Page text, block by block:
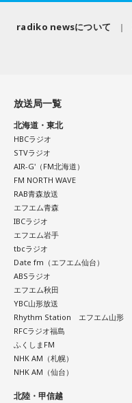
radiko newsについて
放送局一覧
北海道・東北
HBCラジオ
STVラジオ
AIR-G'（FM北海道）
FM NORTH WAVE
RAB青森放送
エフエム青森
IBCラジオ
エフエム岩手
tbcラジオ
Date fm（エフエム仙台）
ABSラジオ
エフエム秋田
YBC山形放送
Rhythm Station エフエム山形
RFCラジオ福島
ふくしまFM
NHK AM（札幌）
NHK AM（仙台）
北陸・甲信越